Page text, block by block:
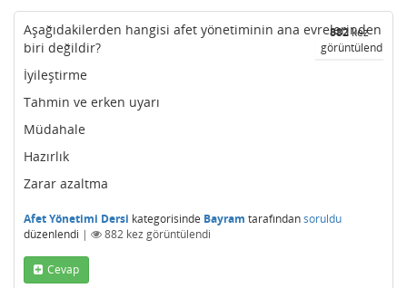
882kez
görüntülendi
Aşağıdakilerden hangisi afet yönetiminin ana evrelerinden
biri değildir?
İyileştirme
Tahmin ve erken uyarı
Müdahale
Hazırlık
Zarar azaltma
Afet Yönetimi Dersi kategorisinde Bayram tarafındansoruldu
düzenlendi | 882 kez görüntülendi
Cevap